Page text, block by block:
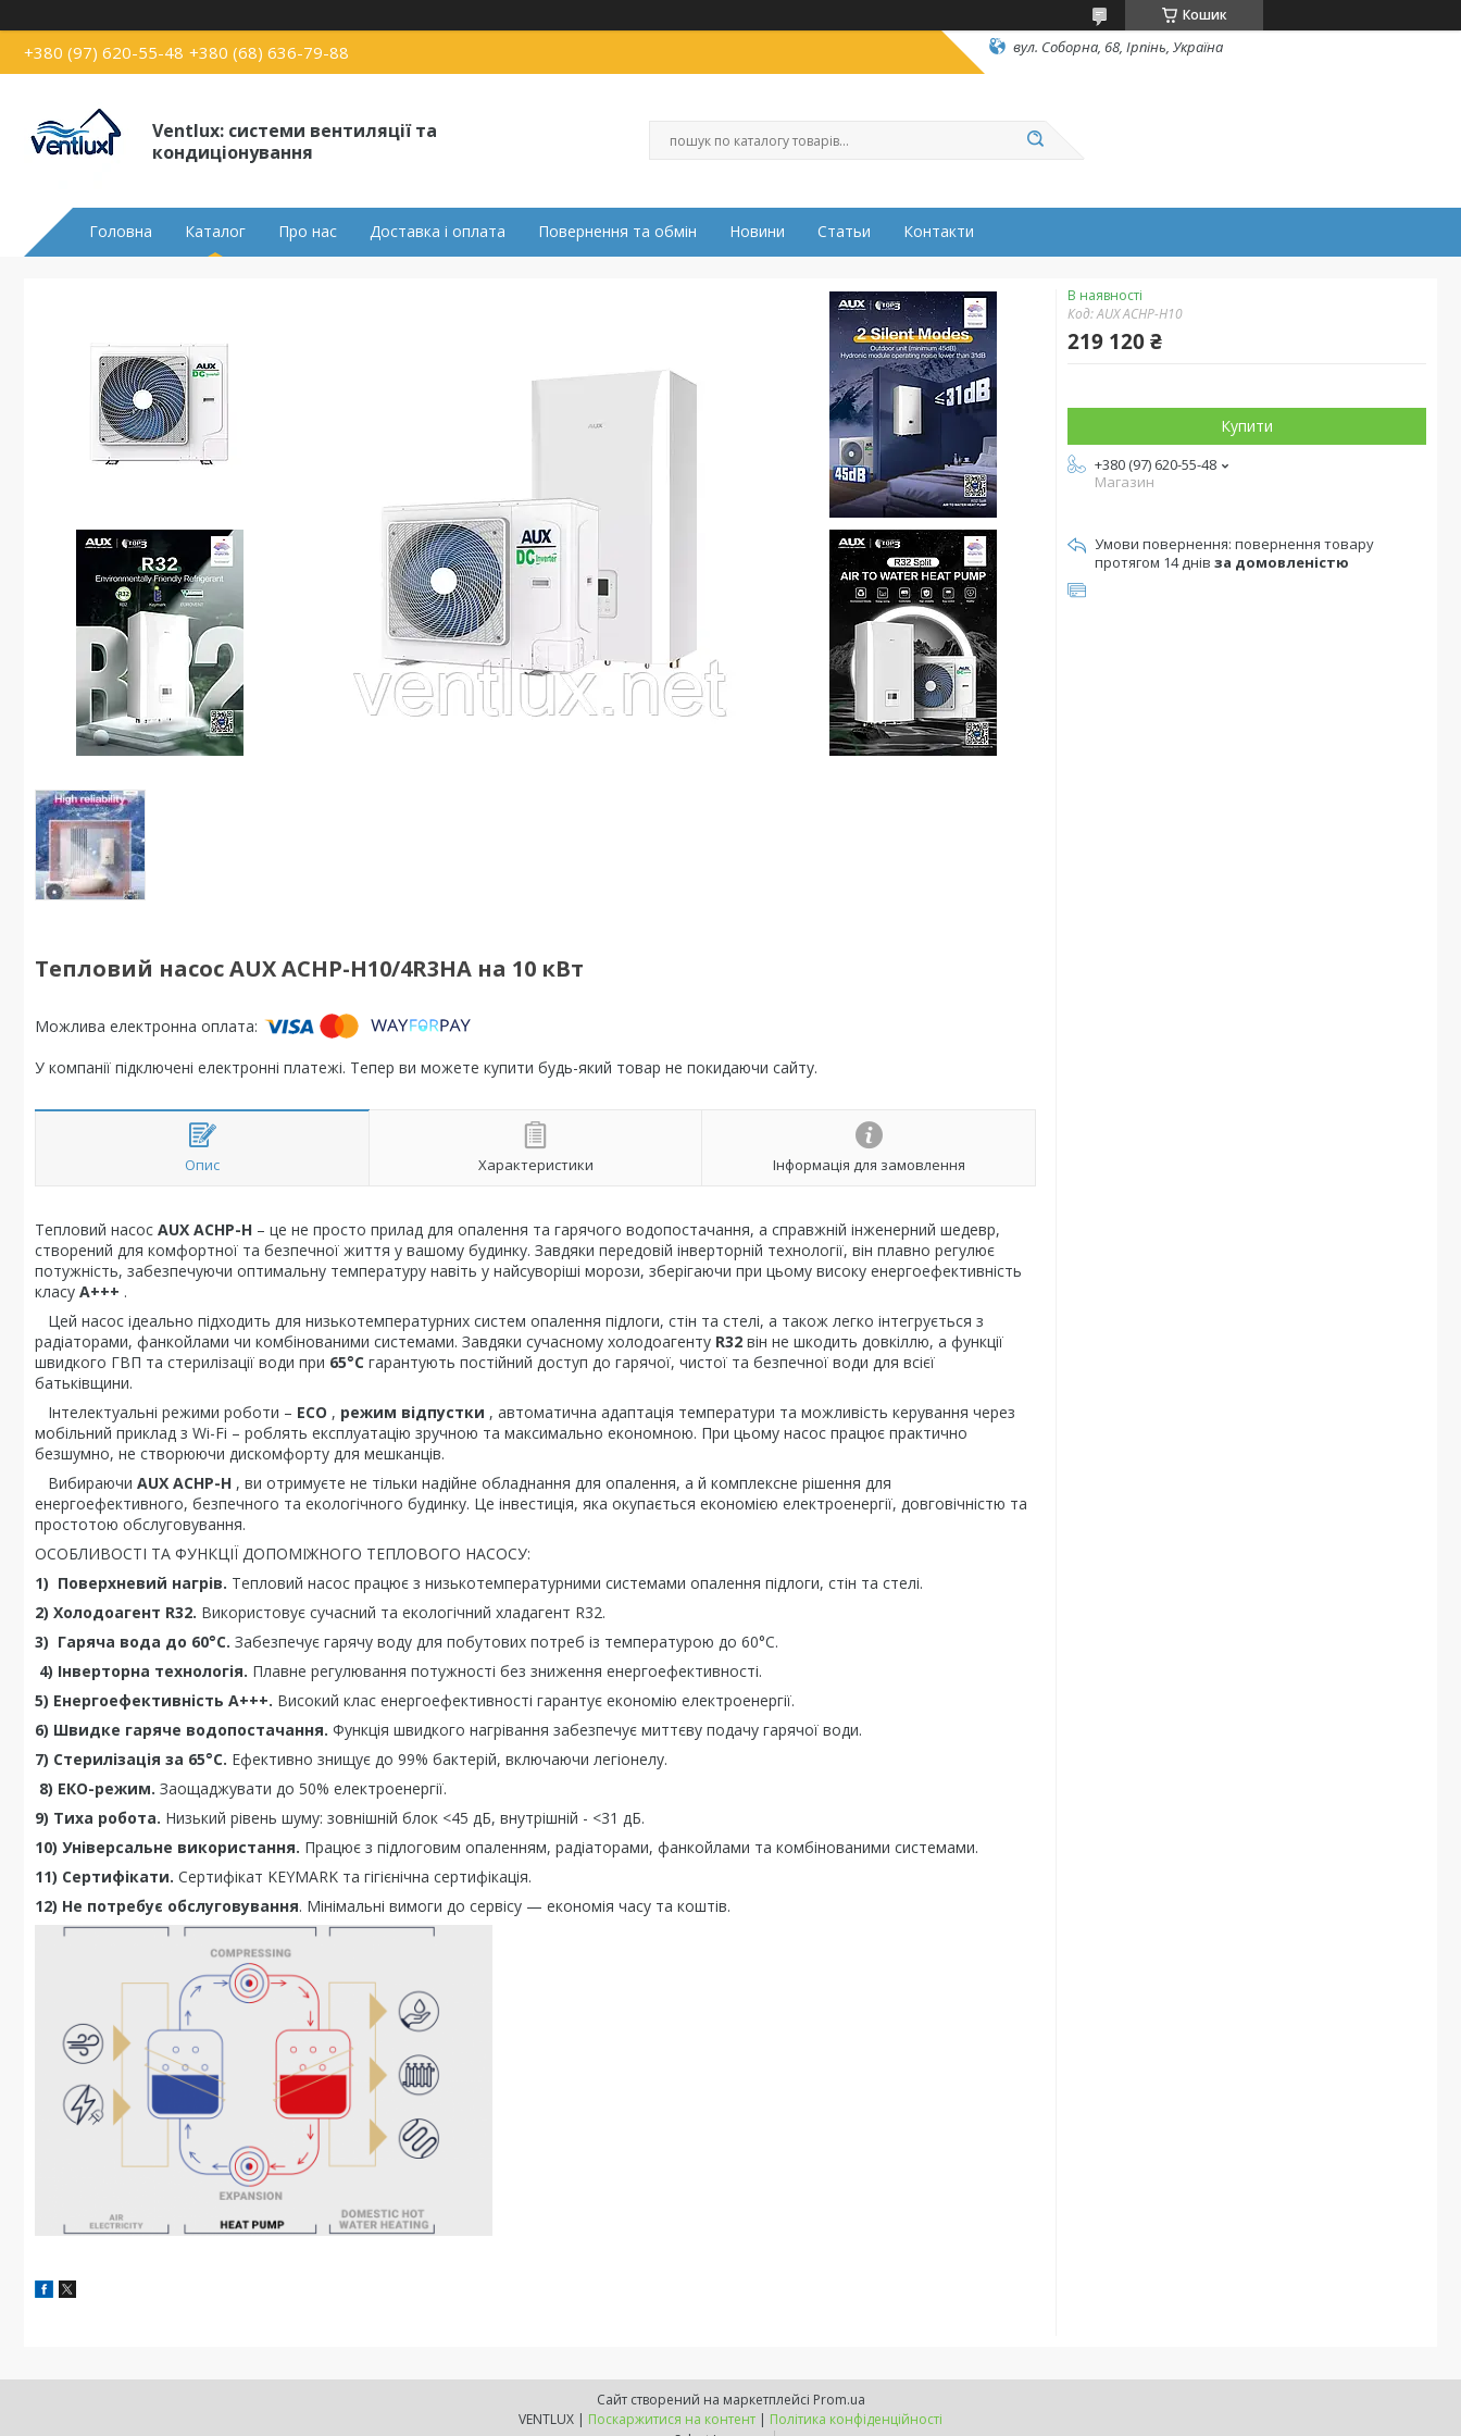
Кошик
+380 (97) 620-55-48 +380 (68) 636-79-88 вул. Соборна, 68, Ірпінь, Україна
Ventlux: системи вентиляції та
кондиціонування
Головна Каталог Про нас Доставка і оплата Повернення та обмін Новини Статьи Контакти
Тепловий насос AUX ACHP-H10/4R3HA на 10 кВт
У компанії підключені електронні платежі. Тепер ви можете купити будь-який товар не покидаючи сайту.
Опис Характеристики Інформація для замовлення
Тепловий насос AUX ACHP-H – це не просто прилад для опалення та гарячого водопостачання, а справжній інженерний шедевр,
створений для комфортної та безпечної життя у вашому будинку. Завдяки передовій інверторній технології, він плавно регулює
потужність, забезпечуючи оптимальну температуру навіть у найсуворіші морози, зберігаючи при цьому високу енергоефективність
класу A+++ .
Цей насос ідеально підходить для низькотемпературних систем опалення підлоги, стін та стелі, а також легко інтегрується з
радіаторами, фанкойлами чи комбінованими системами. Завдяки сучасному холодоагенту R32 він не шкодить довкіллю, а функції
швидкого ГВП та стерилізації води при 65°C гарантують постійний доступ до гарячої, чистої та безпечної води для всієї
батьківщини.
Інтелектуальні режими роботи – ECO , режим відпустки , автоматична адаптація температури та можливість керування через
мобільний приклад з Wi-Fi – роблять експлуатацію зручною та максимально економною. При цьому насос працює практично
безшумно, не створюючи дискомфорту для мешканців.
Вибираючи AUX ACHP-H , ви отримуєте не тільки надійне обладнання для опалення, а й комплексне рішення для
енергоефективного, безпечного та екологічного будинку. Це інвестиція, яка окупається економією електроенергії, довговічністю та
простотою обслуговування.
ОСОБЛИВОСТІ ТА ФУНКЦІЇ ДОПОМІЖНОГО ТЕПЛОВОГО НАСОСУ:
1) Поверхневий нагрів. Тепловий насос працює з низькотемпературними системами опалення підлоги, стін та стелі.
2) Холодоагент R32. Використовує сучасний та екологічний хладагент R32.
3) Гаряча вода до 60°C. Забезпечує гарячу воду для побутових потреб із температурою до 60°C.
4) Інверторна технологія. Плавне регулювання потужності без зниження енергоефективності.
5) Енергоефективність A+++. Високий клас енергоефективності гарантує економію електроенергії.
6) Швидке гаряче водопостачання. Функція швидкого нагрівання забезпечує миттєву подачу гарячої води.
7) Стерилізація за 65°C. Ефективно знищує до 99% бактерій, включаючи легіонелу.
8) ЕКО-режим. Заощаджувати до 50% електроенергії.
9) Тиха робота. Низький рівень шуму: зовнішній блок <45 дБ, внутрішній - <31 дБ.
10) Універсальне використання. Працює з підлоговим опаленням, радіаторами, фанкойлами та комбінованими системами.
11) Сертифікати. Сертифікат KEYMARK та гігієнічна сертифікація.
12) Не потребує обслуговування. Мінімальні вимоги до сервісу — економія часу та коштів.
В наявності
Код:AUX ACHP-H10
219 120 ₴
Купити
+380 (97) 620-55-48
Магазин
повернення товару
протягом 14 днів за домовленістю
Сайт створений на маркетплейсі Prom.ua
VENTLUX | Поскаржитися на контент | Політика конфіденційності